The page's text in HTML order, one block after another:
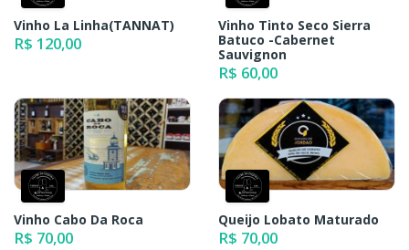
Vinho La Linha(TANNAT)
R$ 120,00
Vinho Tinto Seco Sierra
Batuco -Cabernet
Sauvignon
R$ 60,00
Vinho Cabo Da Roca
R$ 70,00
Queijo Lobato Maturado
R$ 70,00